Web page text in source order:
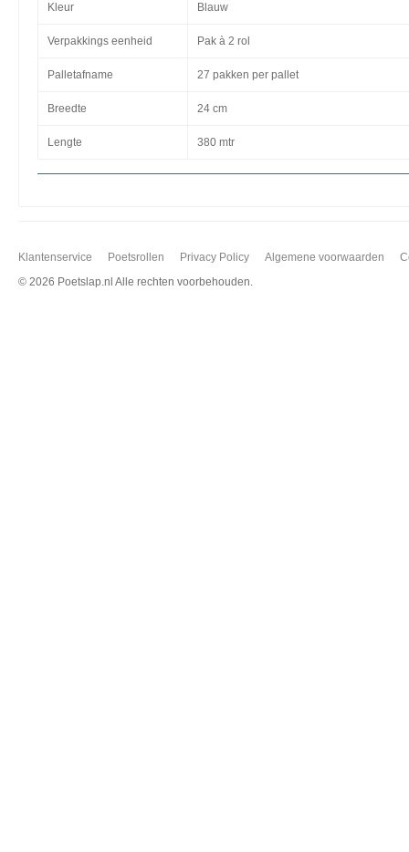
Kleur Blauw
Verpakkings eenheid Pak à 2 rol
Palletafname 27 pakken per pallet
Breedte 24 cm
Lengte 380 mtr
Klantenservice Poetsrollen Privacy Policy Algemene voorwaarden
© 2026 Poetslap.nl Alle rechten voorbehouden.